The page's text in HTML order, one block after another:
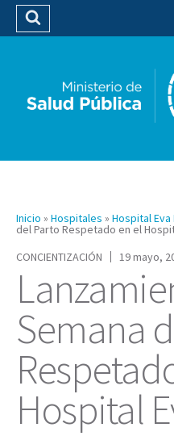
Buscar
Inicio » Hospitales » Hospital Eva
del Parto Respetado en el
CONCIENTIZACIÓN
19 mayo,
Semana
Hospital